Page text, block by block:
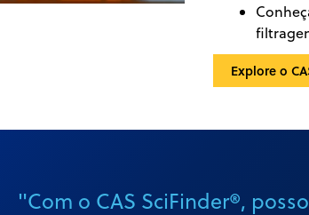
Explore o
"Com o CAS SciFinder®,